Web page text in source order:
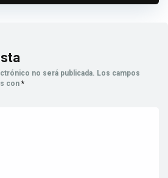
no será publicada. Los campos
con *